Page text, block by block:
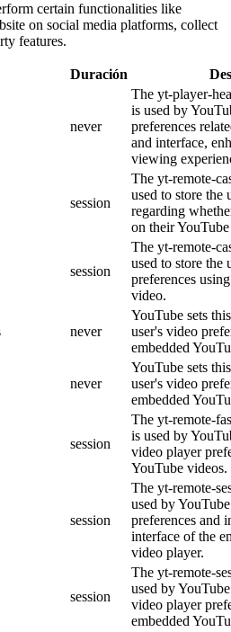
certain functionalities like
on social media platforms, collect
features.
Duración
never
The yt-player-
is used by
preferences
and interface,
viewing
session
The yt-remote-
used to store the
regarding
on their
session
The yt-remote-
used to store the
preferences
video.
never
YouTube sets
user's video
embedded
never
YouTube sets
user's video
embedded
session
The yt-remote-
is used by
video player
YouTube videos.
session
The yt-remote-
used by
preferences and
interface of the
video player.
session
The yt-remote-
used by
video player
embedded